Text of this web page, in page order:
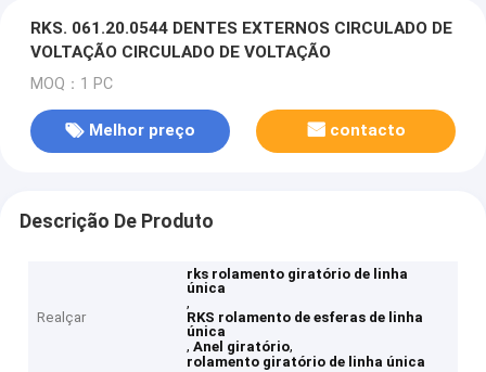
RKS. 061.20.0544 DENTES EXTERNOS CIRCULADO DE
VOLTAÇÃO CIRCULADO DE VOLTAÇÃO
MOQ：1 PC
Melhor preço contacto
Descrição De Produto
Realçar
rks rolamento giratório de linha
única
,
RKS rolamento de esferas de linha
única
,Anel giratório,
rolamento giratório de linha única